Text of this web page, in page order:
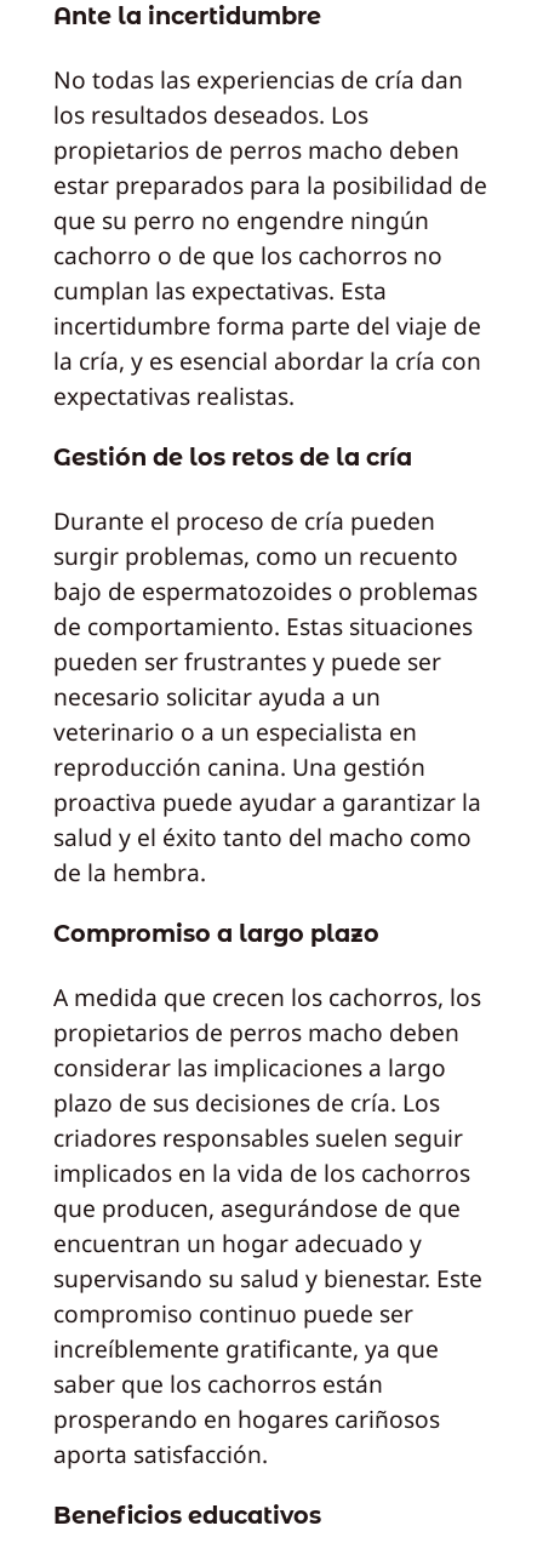
Ante la incertidumbre
No todas las experiencias de cría dan
los resultados deseados. Los
propietarios de perros macho deben
estar preparados para la posibilidad de
que su perro no engendre ningún
cachorro o de que los cachorros no
cumplan las expectativas. Esta
incertidumbre forma parte del viaje de
la cría, y es esencial abordar la cría con
expectativas realistas.
Gestión de los retos de la cría
Durante el proceso de cría pueden
surgir problemas, como un recuento
bajo de espermatozoides o problemas
de comportamiento. Estas situaciones
pueden ser frustrantes y puede ser
necesario solicitar ayuda a un
veterinario o a un especialista en
reproducción canina. Una gestión
proactiva puede ayudar a garantizar la
salud y el éxito tanto del macho como
de la hembra.
Compromiso a largo plazo
A medida que crecen los cachorros, los
propietarios de perros macho deben
considerar las implicaciones a largo
plazo de sus decisiones de cría. Los
criadores responsables suelen seguir
implicados en la vida de los cachorros
que producen, asegurándose de que
encuentran un hogar adecuado y
supervisando su salud y bienestar. Este
compromiso continuo puede ser
increíblemente gratificante, ya que
saber que los cachorros están
prosperando en hogares cariñosos
aporta satisfacción.
Beneficios educativos